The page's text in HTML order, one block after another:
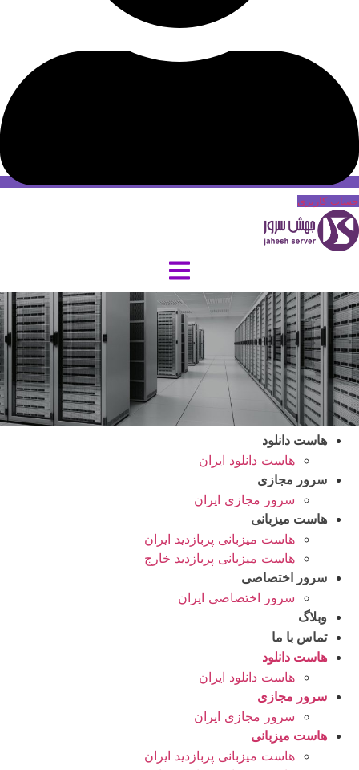
حساب کاربری
هاست دانلود
هاست دانلود ایران
سرور مجازی
سرور مجازی ایران
هاست میزبانی
هاست میزبانی پربازدید ایران
هاست میزبانی پربازدید خارج
سرور اختصاصی
سرور اختصاصی ایران
وبلاگ
تماس با ما
هاست دانلود
هاست دانلود ایران
سرور مجازی
سرور مجازی ایران
هاست میزبانی
هاست میزبانی پربازدید ایران